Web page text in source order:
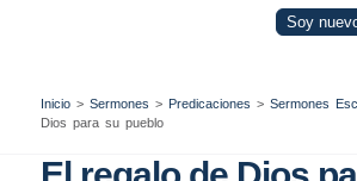
Soy
Inicio> Sermones > Predicaciones > Sermones
Dios para su pueblo